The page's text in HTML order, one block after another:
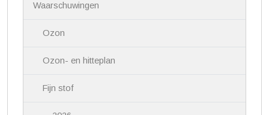
Waarschuwingen
Ozon
Ozon- en hitteplan
Fijn stof